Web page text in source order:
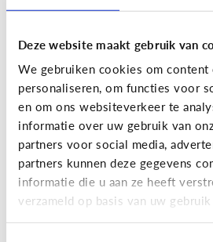
Deze website maakt gebruik van
We gebruiken cookies om
personaliseren, om functies voor
en om ons websiteverkeer te
informatie over uw gebruik van
partners voor social media,
partners kunnen deze gegevens
informatie die u aan ze heeft
verzameld op basis van uw
School
Wat is Smartschool?